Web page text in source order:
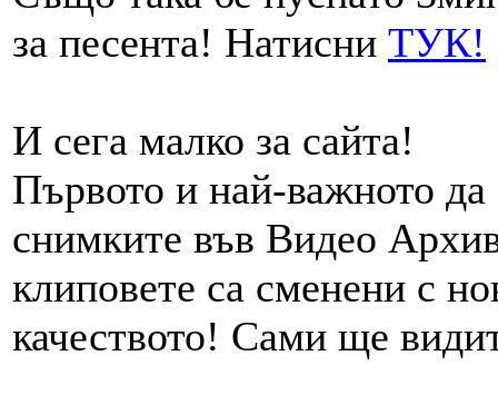
за песента! Натисни ТУК!
И сега малко за сайта!
Първото и най-важното да
снимките във Видео
клиповете са сменени с
качеството! Сами ще